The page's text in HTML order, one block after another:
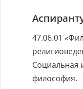
47.06.01
Социальная
философия.